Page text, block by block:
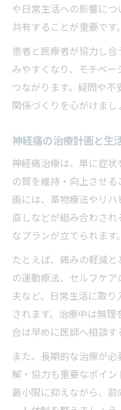
や日常生活への影響に
共有することが重要です。
患者と医療者が協力し
みやすくなり、モチベ
つながります。疑問や不
関係づくりを心がけまし
神経痛の治療計画と生
神経痛治療は、単に症
の質を維持・向上させ
画には、薬物療法やリ
直しなどが組み合わさ
なプランが立てられます。
たとえば、痛みの軽減
の運動療法、セルフケ
夫など、日常生活に取
されます。治療中は無
合は早めに医師へ相談す
また、長期的な治療が
解・協力も重要なポイン
最小限に抑えながら、